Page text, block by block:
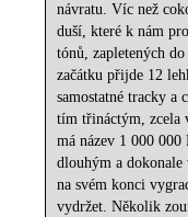
návratu. Víc než
duší, které k nám
tónů, zapletených
začátku přijde 12
samostatné tracky a
tím třináctým, zcela
má název 1 000
dlouhým a dokonale
na svém konci
vydržet. Několik